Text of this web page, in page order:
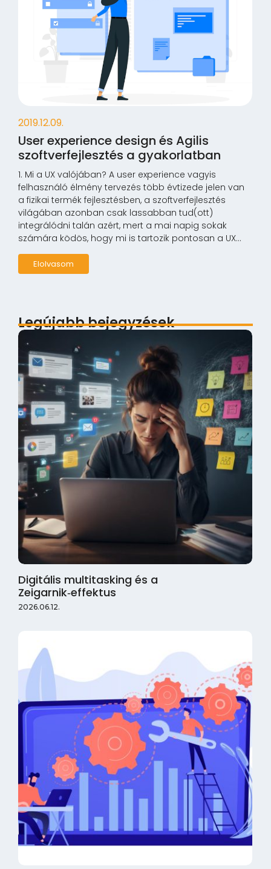
2019.12.09.
User experience design és Agilis
szoftverfejlesztés a gyakorlatban
1. Mi a UX valójában? A user experience vagyis
felhasználó élmény tervezés több évtizede jelen van
a fizikai termék fejlesztésben, a szoftverfejlesztés
világában azonban csak lassabban tud(ott)
integrálódni talán azért, mert a mai napig sokak
számára ködös, hogy mi is tartozik pontosan a UX...
Elolvasom
Legújabb bejegyzések
Digitális multitasking és a
Zeigarnik‑effektus
2026.06.12.